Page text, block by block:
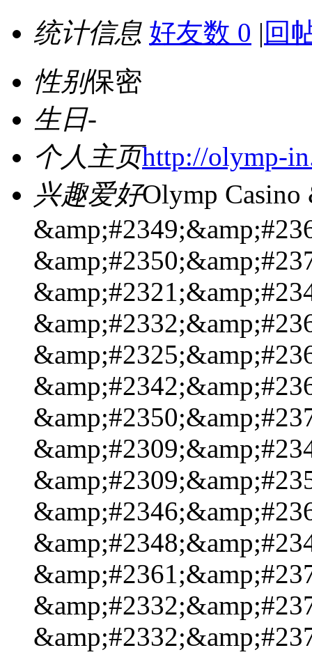
统计信息 好友数 0 | 回
性别保密
生日-
个人主页http://olymp-
兴趣爱好Olymp Casino